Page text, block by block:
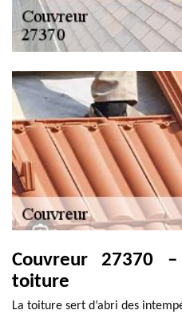
Couvreur 27370
toiture
La toiture sert d’abri des